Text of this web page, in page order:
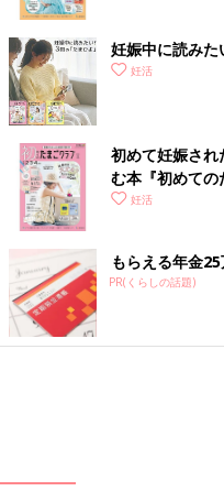
もちろんそうでない選択も
え方も尊重している、けれ
した。
早くから婦人科に通い
こうして結婚した竹内さん
たっては、それまでの健康管
卵巣症候群（※排卵に障害を
気）の可能性がある』とい
規則な生活を送っていたこ
いたので、その後は毎月婦
の体はどうなっているのか
で、自分の体の状態をチェ
妊娠中に読みた
妊活
初めて妊娠さ
む本『初めての
妊活
もらえる年金
PR(くらしの話題)